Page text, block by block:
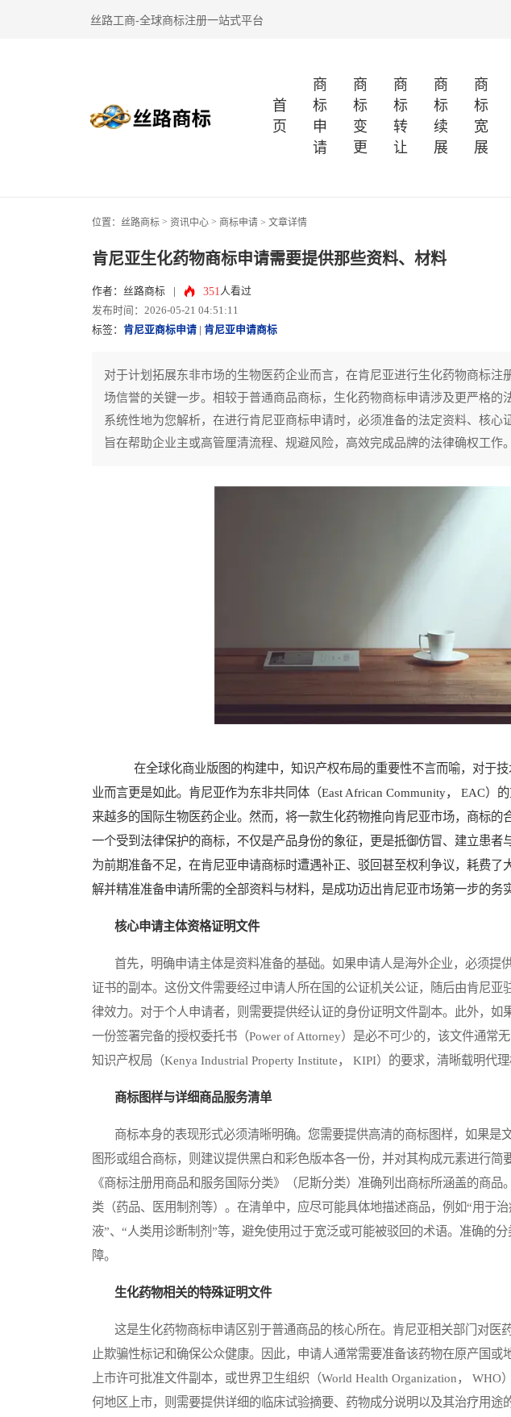
丝路工商-全球商标注册一站式平台
首
页
商
标
申
请
商
标
变
更
商
标
转
让
商
标
续
展
商
标
宽
展
位置： 丝路商标 > 资讯中心 > 商标申请 > 文章详情
肯尼亚生化药物商标申请需要提供那些资料、材料
作者：丝路商标 351 人看过
发布时间：2026-05-21 04:51:11
标签： 肯尼亚商标申请 肯尼亚申请商标
对于计划拓展东非市场的生物医药企业而言，在肯尼亚进行生化药物商标注
场信誉的关键一步。相较于普通商品商标，生化药物商标申请涉及更严格的
系统性地为您解析，在进行肯尼亚商标申请时，必须准备的法定资料、核心
旨在帮助企业主或高管厘清流程、规避风险，高效完成品牌的法律确权工作。
在全球化商业版图的构建中，知识产权布局的重要性不言而喻，对于技
业而言更是如此。肯尼亚作为东非共同体（East African Community， EAC）
来越多的国际生物医药企业。然而，将一款生化药物推向肯尼亚市场，商标的
一个受到法律保护的商标，不仅是产品身份的象征，更是抵御仿冒、建立患者
为前期准备不足，在肯尼亚申请商标时遭遇补正、驳回甚至权利争议，耗费了
解并精准准备申请所需的全部资料与材料，是成功迈出肯尼亚市场第一步的务
核心申请主体资格证明文件
首先，明确申请主体是资料准备的基础。如果申请人是海外企业，必须提
证书的副本。这份文件需要经过申请人所在国的公证机关公证，随后由肯尼亚
律效力。对于个人申请者，则需要提供经认证的身份证明文件副本。此外，如
一份签署完备的授权委托书（Power of Attorney）是必不可少的，该文件通常
知识产权局（Kenya Industrial Property Institute， KIPI）的要求，清晰载明代理
商标图样与详细商品服务清单
商标本身的表现形式必须清晰明确。您需要提供高清的商标图样，如果是
图形或组合商标，则建议提供黑白和彩色版本各一份，并对其构成元素进行简
《商标注册用商品和服务国际分类》（尼斯分类）准确列出商标所涵盖的商
类（药品、医用制剂等）。在清单中，应尽可能具体地描述商品，例如“用于
液”、“人类用诊断制剂”等，避免使用过于宽泛或可能被驳回的术语。准确的
障。
生化药物相关的特殊证明文件
这是生化药物商标申请区别于普通商品的核心所在。肯尼亚相关部门对医
止欺骗性标记和确保公众健康。因此，申请人通常需要准备该药物在原产国或
上市许可批准文件副本，或世界卫生组织（World Health Organization，
何地区上市，则需要提供详细的临床试验摘要、药物成分说明以及其治疗用途